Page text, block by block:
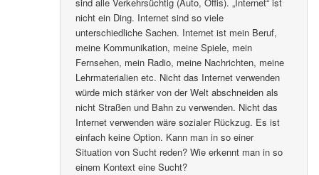
nicht ein Ding. Internet sind so viele
unterschiedliche Sachen. Internet ist mein Beruf,
meine Kommunikation, meine Spiele, mein
Fernsehen, mein Radio, meine Nachrichten, meine
Lehrmaterialien etc. Nicht das Internet verwenden
würde mich stärker von der Welt abschneiden als
nicht Straßen und Bahn zu verwenden. Nicht das
Internet verwenden wäre sozialer Rückzug. Es ist
einfach keine Option. Kann man in so einer
Situation von Sucht reden? Wie erkennt man in so
einem Kontext eine Sucht?